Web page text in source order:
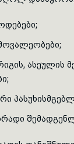
ასეულის